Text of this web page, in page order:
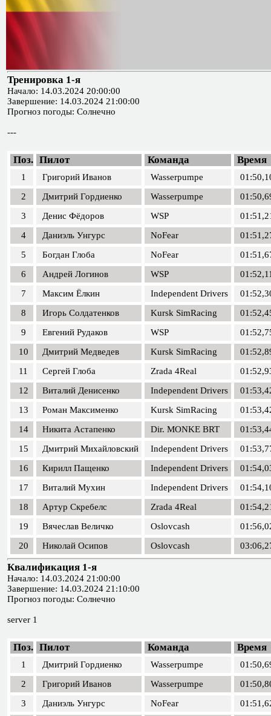
Тренировка 1-я
Начало: 14.03.2024 20:00:00
Завершение: 14.03.2024 21:00:00
Прогноз погоды: Солнечно
---
Поз. Пилот Команда Время
1 Григорий Иванов Wasserpumpe
2
Дмитрий Гордиенко Wasserpumpe
3
Денис Фёдоров WSP
4
Даниэль Унгурс NoFear
5
Богдан Глоба NoFear
6
Андрей Логинов WSP
7
Максим Ёлкин Independent Drivers
8
Игорь Солдатенков Kursk SimRacing
9
Евгений Рудаков WSP
10
Дмитрий Медведев Kursk SimRacing
11
Сергей Глоба Zrada 4Real
12
Виталий Денисенко Independent Drivers
13
Роман Максименко Kursk SimRacing
14
Никита Астапенко Dir. MONKE BRT
15
Дмитрий Михайловский Independent Drivers
16
Кирилл Пащенко Independent Drivers
17
Виталий Мухин Independent Drivers
18
Артур Скребелс Zrada 4Real
19
Вячеслав Величко Oslovcash
20
Николай Осипов Oslovcash
Квалификация 1-я
Начало: 14.03.2024 21:00:00
Завершение: 14.03.2024 21:10:00
Прогноз погоды: Солнечно
server 1
Поз. Пилот Команда Время
1 Дмитрий Гордиенко Wasserpumpe
2
Григорий Иванов Wasserpumpe
3
Даниэль Унгурс NoFear